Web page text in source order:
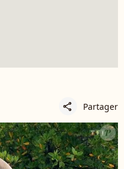
share Partager